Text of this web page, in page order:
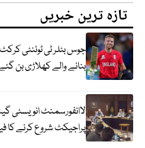
تازہ ترین خبریں
جوس بٹلر ٹی ٹوئنٹی
بنانے والے کھلاڑی بن
لاانفورسمنٹ انویسٹی
پراجیکٹ شروع کرنے کا